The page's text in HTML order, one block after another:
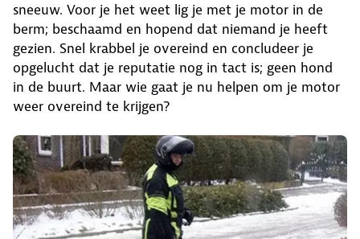
sneeuw. Voor je het weet lig je met je motor in de
berm; beschaamd en hopend dat niemand je heeft
gezien. Snel krabbel je overeind en concludeer je
opgelucht dat je reputatie nog in tact is; geen hond
in de buurt. Maar wie gaat je nu helpen om je motor
weer overeind te krijgen?